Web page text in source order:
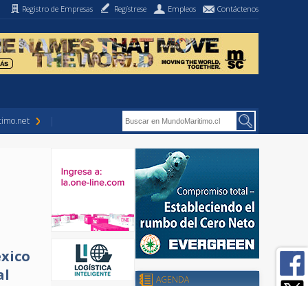
Registro de Empresas Regístrese Empleos Contáctenos
AGENDA